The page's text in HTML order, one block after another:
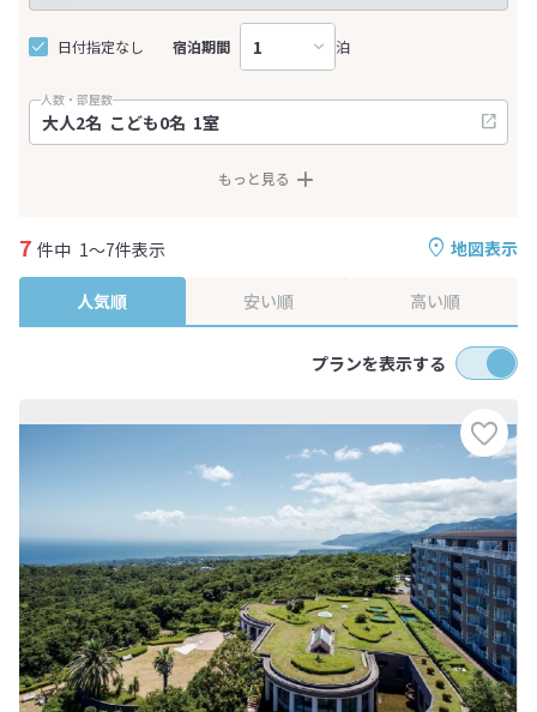
日付指定なし 宿泊期間 泊
人数・部屋数
もっと見る
地図表示
7 件中 1～7件表示
人気順 安い順 高い順
プランを表示する